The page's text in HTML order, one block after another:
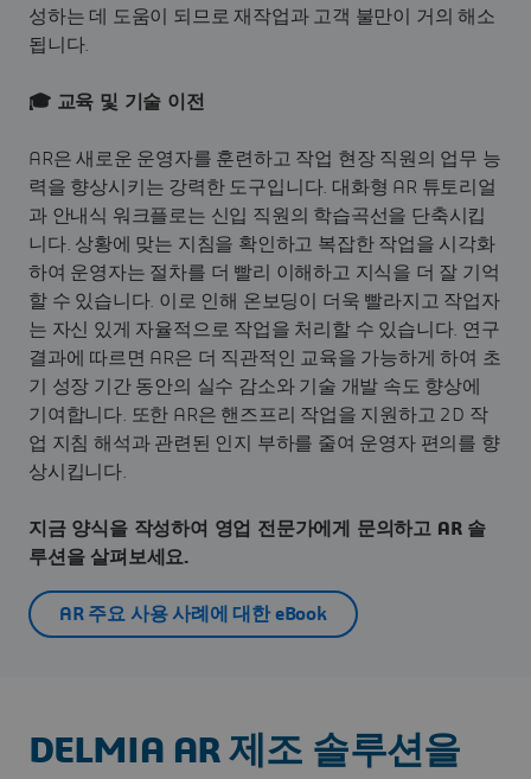
성하는 데 도움이 되므로 재작업과 고객 불만이 거의 해소
됩니다.
🎓 교육 및 기술 이전
​​​​​​​AR은 새로운 운영자를 훈련하고 작업 현장 직원의 업무 능
력을 향상시키는 강력한 도구입니다. 대화형 AR 튜토리얼
과 안내식 워크플로는 신입 직원의 학습곡선을 단축시킵
니다. 상황에 맞는 지침을 확인하고 복잡한 작업을 시각화
하여 운영자는 절차를 더 빨리 이해하고 지식을 더 잘 기억
할 수 있습니다. 이로 인해 온보딩이 더욱 빨라지고 작업자
는 자신 있게 자율적으로 작업을 처리할 수 있습니다. 연구
결과에 따르면 AR은 더 직관적인 교육을 가능하게 하여 초
기 성장 기간 동안의 실수 감소와 기술 개발 속도 향상에
기여합니다. 또한 AR은 핸즈프리 작업을 지원하고 2D 작
업 지침 해석과 관련된 인지 부하를 줄여 운영자 편의를 향
상시킵니다.
지금 양식을 작성하여 영업 전문가에게 문의하고 AR 솔
루션을 살펴보세요.
AR 주요 사용 사례에 대한 eBook
DELMIA AR 제조 솔루션을